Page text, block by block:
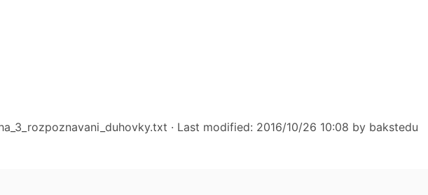
· Last modified: 2016/10/26 10:08 by bakstedu